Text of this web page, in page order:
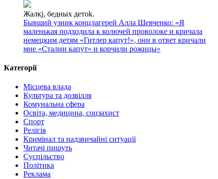
Жалкj, бедных детok.
Бывший узник концлагерей Алла Шевченко: «Я
маленькая подходила к колючей проволоке и кричала
немецким детям «Гитлер капут!», они в ответ кричали
мне «Сталин капут» и корчили рожицы»
Категорії
Місцева влада
Культура та дозвілля
Комунальна сфера
Освіта, медицина, соцзахист
Спорт
Релігія
Кримінал та надзвичайні ситуації
Читачі пишуть
Суспільство
Політика
Реклама